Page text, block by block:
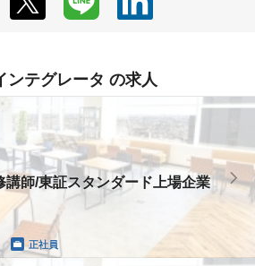
ンテグレータ の求人
講師/東証スタンダード上場企業
正社員